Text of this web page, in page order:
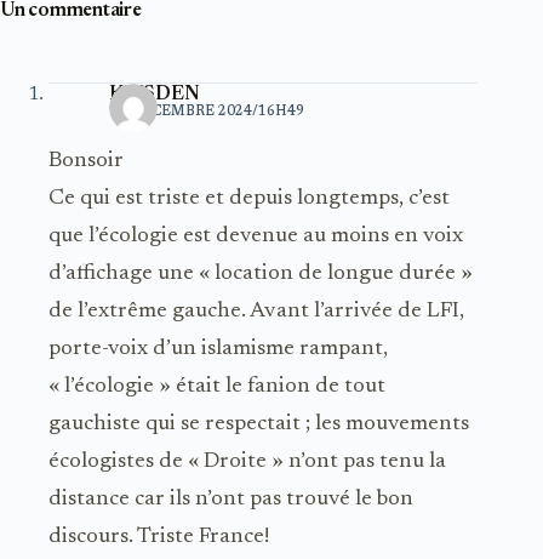
Un commentaire
KRISDEN
12 DÉCEMBRE 2024/16H49
Bonsoir
Ce qui est triste et depuis longtemps, c’est
que l’écologie est devenue au moins en voix
d’affichage une « location de longue durée »
de l’extrême gauche. Avant l’arrivée de LFI,
porte-voix d’un islamisme rampant,
« l’écologie » était le fanion de tout
gauchiste qui se respectait ; les mouvements
écologistes de « Droite » n’ont pas tenu la
distance car ils n’ont pas trouvé le bon
discours. Triste France!